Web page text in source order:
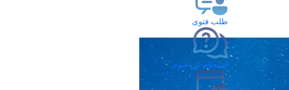
طلب فتوى
استعلام عن فتوى